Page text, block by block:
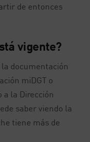
de entonces
vigente?
documentación
miDGT o
la Dirección
saber viendo la
tiene más de